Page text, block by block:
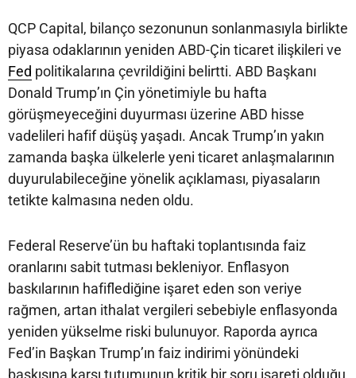
QCP Capital, bilanço sezonunun sonlanmasıyla birlikte
piyasa odaklarının yeniden ABD-Çin ticaret ilişkileri ve
Fed politikalarına çevrildiğini belirtti. ABD Başkanı
Donald Trump’ın Çin yönetimiyle bu hafta
görüşmeyeceğini duyurması üzerine ABD hisse
vadelileri hafif düşüş yaşadı. Ancak Trump’ın yakın
zamanda başka ülkelerle yeni ticaret anlaşmalarının
duyurulabileceğine yönelik açıklaması, piyasaların
tetikte kalmasına neden oldu.
Federal Reserve’ün bu haftaki toplantısında faiz
oranlarını sabit tutması bekleniyor. Enflasyon
baskılarının hafiflediğine işaret eden son veriye
rağmen, artan ithalat vergileri sebebiyle enflasyonda
yeniden yükselme riski bulunuyor. Raporda ayrıca
Fed’in Başkan Trump’ın faiz indirimi yönündeki